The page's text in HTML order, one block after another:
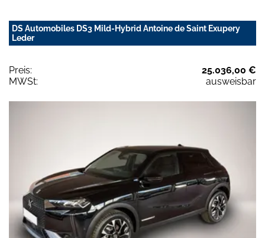
DS Automobiles DS3 Mild-Hybrid Antoine de Saint Exupery
Leder
Preis:
25.036,00 €
MWSt:
ausweisbar